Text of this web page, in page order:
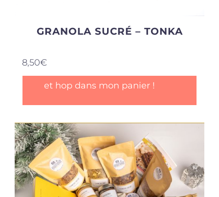
GRANOLA SUCRÉ – TONKA
8,50€
et hop dans mon panier !